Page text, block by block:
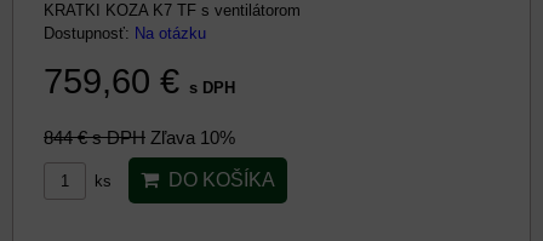
KRATKI KOZA K7 TF s ventilátorom
Dostupnosť: Na otázku
759,60 € s DPH
844 €s DPH Zľava 10%
ks DO KOŠÍKA